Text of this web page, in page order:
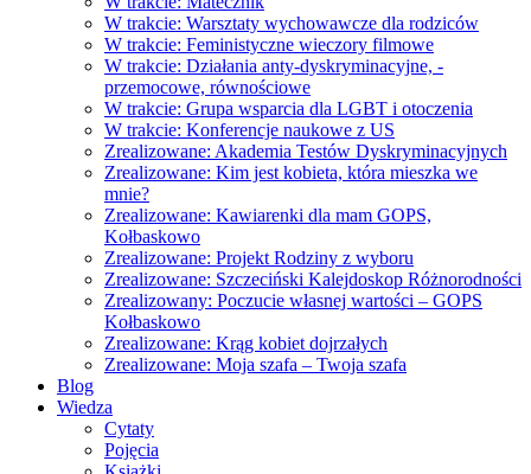
W trakcie: Warsztaty wychowawcze dla rodziców
W trakcie: Feministyczne wieczory filmowe
W trakcie: Działania anty-dyskryminacyjne, -
przemocowe, równościowe
W trakcie: Grupa wsparcia dla LGBT i otoczenia
W trakcie: Konferencje naukowe z US
Zrealizowane: Akademia Testów Dyskryminacyjnych
Zrealizowane: Kim jest kobieta, która mieszka we
mnie?
Zrealizowane: Kawiarenki dla mam GOPS,
Kołbaskowo
Zrealizowane: Projekt Rodziny z wyboru
Zrealizowane: Szczeciński Kalejdoskop Różnorodności
Zrealizowany: Poczucie własnej wartości – GOPS
Kołbaskowo
Zrealizowane: Krąg kobiet dojrzałych
Zrealizowane: Moja szafa – Twoja szafa
Blog
Wiedza
Cytaty
Pojęcia